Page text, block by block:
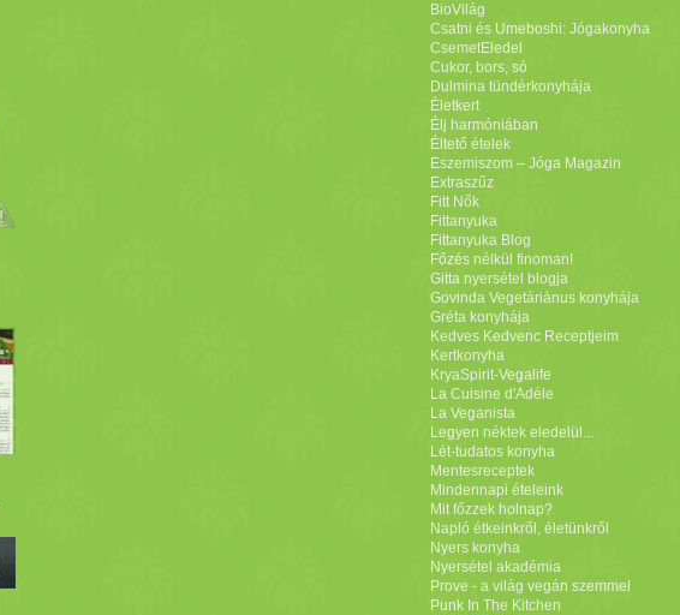
BioVilág
Csatni és Umeboshi: Jógakonyha
CsemetEledel
Cukor, bors, só
Dulmina tündérkonyhája
Életkert
Élj harmóniában
Éltető ételek
Eszemiszom – Jóga Magazin
Extraszűz
Fitt Nők
Fittanyuka
Fittanyuka Blog
Főzés nélkül finoman!
Gitta nyersétel blogja
Govinda Vegetáriánus konyhája
Gréta konyhája
Kedves Kedvenc Receptjeim
Kertkonyha
KryaSpirit-Vegalife
La Cuisine d'Adéle
La Veganista
Legyen néktek eledelül...
Lét-tudatos konyha
Mentesreceptek
Mindennapi ételeink
Mit főzzek holnap?
Napló étkeinkről, életünkről
Nyers konyha
Nyersétel akadémia
Prove - a világ vegán szemmel
Punk In The Kitchen